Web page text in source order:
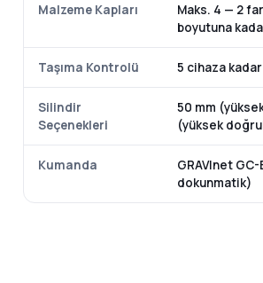
Malzeme Kapları
Maks. 4 — 2
boyutuna
Taşıma Kontrolü 5 cihaza kadar
Silindir
Seçenekleri
50 mm
(yüksek
Kumanda
GRAVInet
dokunmatik)